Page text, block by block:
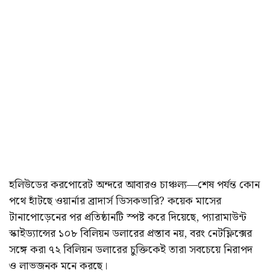
হলিউডের করপোরেট অন্দরে আবারও চাঞ্চল্য—শেষ পর্যন্ত কোন
পথে হাঁটছে ওয়ার্নার ব্রাদার্স ডিসকভারি? কয়েক মাসের
টানাপোড়েনের পর প্রতিষ্ঠানটি স্পষ্ট করে দিয়েছে, প্যারামাউন্ট
স্কাইড্যান্সের ১০৮ বিলিয়ন ডলারের প্রস্তাব নয়, বরং নেটফ্লিক্সের
সঙ্গে করা ৭২ বিলিয়ন ডলারের চুক্তিকেই তারা সবচেয়ে নিরাপদ
ও লাভজনক মনে করছে।